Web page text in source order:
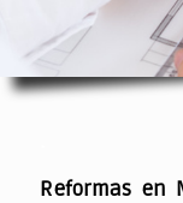
Reformas en